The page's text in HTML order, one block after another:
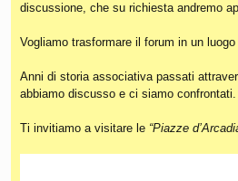
di
discussione, che su richiesta andremo
Vogliamo trasformare il forum in un
Anni di storia associativa passati
abbiamo discusso e ci siamo confrontati.
Ti invitiamo a visitare le “Piazze